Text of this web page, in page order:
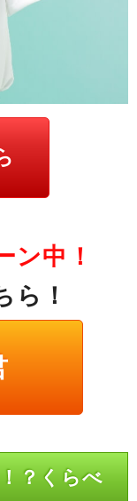
ン中！
ら！
？くらべ